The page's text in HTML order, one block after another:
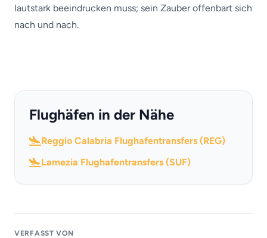
lautstark beeindrucken muss; sein Zauber offenbart sich
nach und nach.
Flughäfen in der Nähe
Reggio Calabria Flughafentransfers (REG)
Lamezia Flughafentransfers (SUF)
VERFASST VON